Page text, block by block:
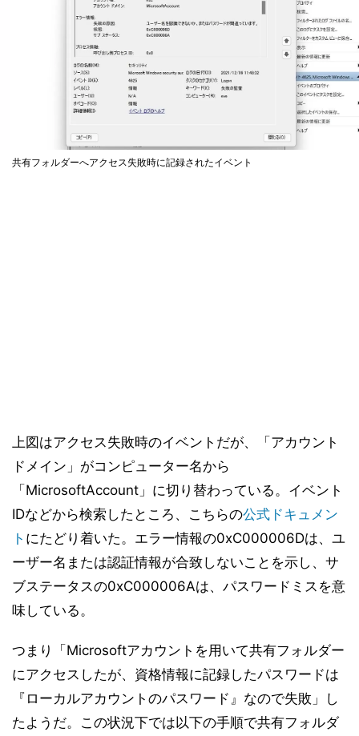
共有フォルダーへアクセス失敗時に記録されたイベント
上図はアクセス失敗時のイベントだが、「アカウント
ドメイン」がコンピューター名から
「MicrosoftAccount」に切り替わっている。イベント
IDなどから検索したところ、こちらの公式ドキュメン
ト にたどり着いた。エラー情報の0xC000006Dは、ユ
ーザー名または認証情報が合致しないことを示し、サ
ブステータスの0xC000006Aは、パスワードミスを意
味している。
つまり「Microsoftアカウントを用いて共有フォルダー
にアクセスしたが、資格情報に記録したパスワードは
『ローカルアカウントのパスワード』なので失敗」し
たようだ。この状況下では以下の手順で共有フォルダ